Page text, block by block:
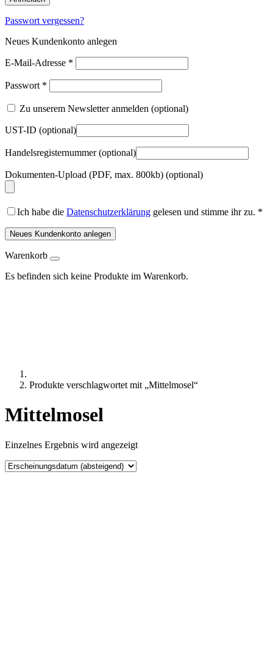
Passwort vergessen?
Neues Kundenkonto anlegen
E-Mail-Adresse *
Passwort *
Zu unserem Newsletter anmelden (optional)
UST-ID (optional)
Handelsregisternummer(optional)
Dokumenten-Upload (PDF, max. 800kb) (optional)
Ich habe die Datenschutzerklärung gelesen und stimme ihr zu. *
Neues Kundenkonto anlegen
Warenkorb
Es befinden sich keine Produkte im Warenkorb.
Produkte verschlagwortet mit „Mittelmosel“
Mittelmosel
Einzelnes Ergebnis wird angezeigt